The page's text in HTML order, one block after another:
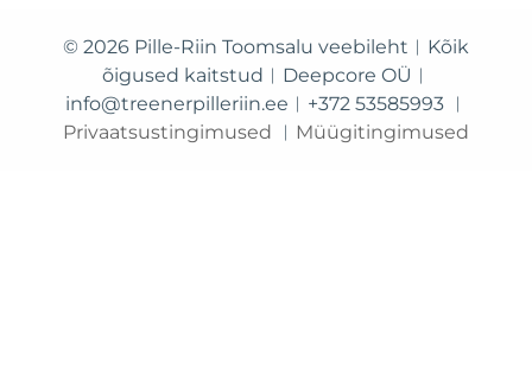
© 2026 Pille-Riin Toomsalu veebileht︱Kõik
õigused kaitstud︱Deepcore OÜ︱
info@treenerpilleriin.ee︱+372 53585993 ︱
Privaatsustingimused ︱ Müügitingimused